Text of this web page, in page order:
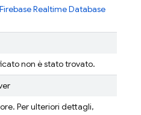
Firebase Realtime Database
non è stato trovato.
Per ulteriori dettagli,